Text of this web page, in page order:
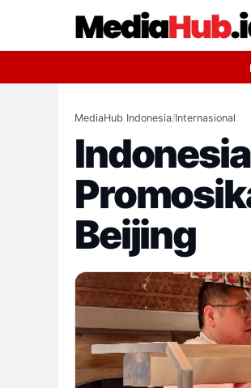
content
MediaHub Indonesia/Internasional
Beijing